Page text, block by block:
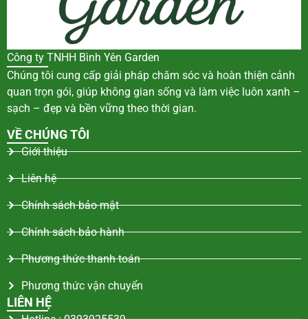
Công ty TNHH Bình Yên Garden
Chúng tôi cung cấp giải pháp chăm sóc và hoàn thiện cảnh
quan trọn gói, giúp không gian sống và làm việc luôn xanh –
sạch – đẹp và bền vững theo thời gian.
VỀ CHÚNG TÔI
Giới thiệu
Liên hệ
Chính sách bảo mật
Chính sách bảo hành
Phương thức thanh toán
Phương thức vận chuyển
LIÊN HỆ